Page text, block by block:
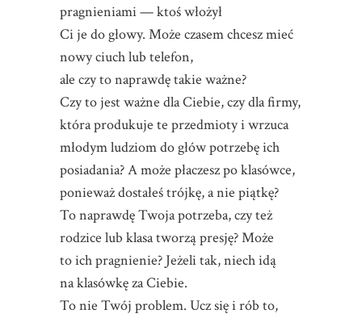
pragnieniami — ktoś włożył
Ci je do głowy. Może czasem chcesz mieć
nowy ciuch lub telefon,
ale czy to naprawdę takie ważne?
Czy to jest ważne dla Ciebie, czy dla firmy,
która produkuje te przedmioty i wrzuca
młodym ludziom do głów potrzebę ich
posiadania? A może płaczesz po klasówce,
ponieważ dostałeś trójkę, a nie piątkę?
To naprawdę Twoja potrzeba, czy też
rodzice lub klasa tworzą presję? Może
to ich pragnienie? Jeżeli tak, niech idą
na klasówkę za Ciebie.
To nie Twój problem. Ucz się i rób to,